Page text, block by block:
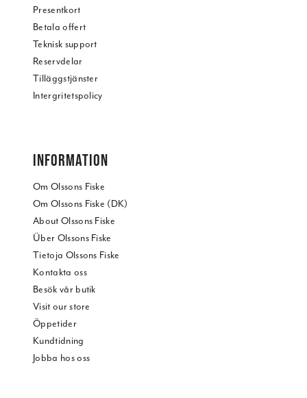
Presentkort
Betala offert
Teknisk support
Reservdelar
Tilläggstjänster
Intergritetspolicy
INFORMATION
Om Olssons Fiske
Om Olssons Fiske (DK)
About Olssons Fiske
Über Olssons Fiske
Tietoja Olssons Fiske
Kontakta oss
Besök vår butik
Visit our store
Öppetider
Kundtidning
Jobba hos oss